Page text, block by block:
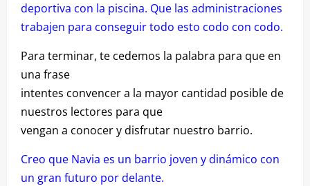
deportiva con la piscina. Que las administraciones
trabajen para conseguir todo esto codo con codo.
Para terminar, te cedemos la palabra para que en
una frase
intentes convencer a la mayor cantidad posible de
nuestros lectores para que
vengan a conocer y disfrutar nuestro barrio.
Creo que Navia es un barrio joven y dinámico con
un gran futuro por delante.